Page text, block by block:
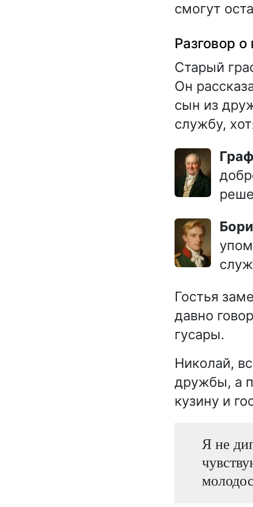
смогут
Разговор
Старый
Он
сын из
службу,
Гостья
давно
гусары.
Николай,
дружбы, а
кузину и
Я не